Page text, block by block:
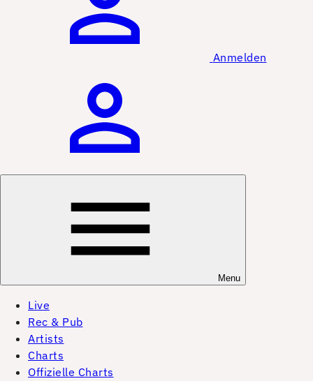
Anmelden
Menu
Live
Rec & Pub
Artists
Charts
Offizielle Charts